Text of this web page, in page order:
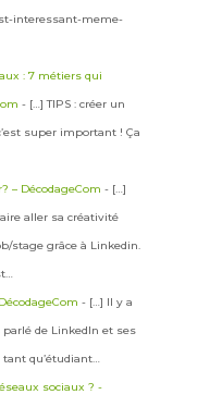
interessant-meme-
: 7 métiers qui
- […] TIPS : créer un
super important ! Ça
– DécodageCom - […]
aller sa créativité
stage grâce à Linkedin.
- […] Il y a
de LinkedIn et ses
qu’étudiant…
sociaux ? -